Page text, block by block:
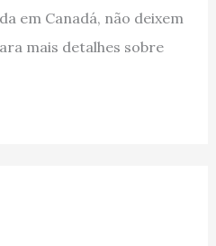
em Canadá, não deixem
mais detalhes sobre